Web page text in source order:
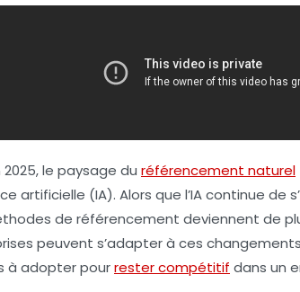
2025, le paysage du référencement naturel
artificielle (IA). Alors que l’IA continue
de référencement deviennent de
peuvent s’adapter à ces
à adopter pourrester compétitif dans un